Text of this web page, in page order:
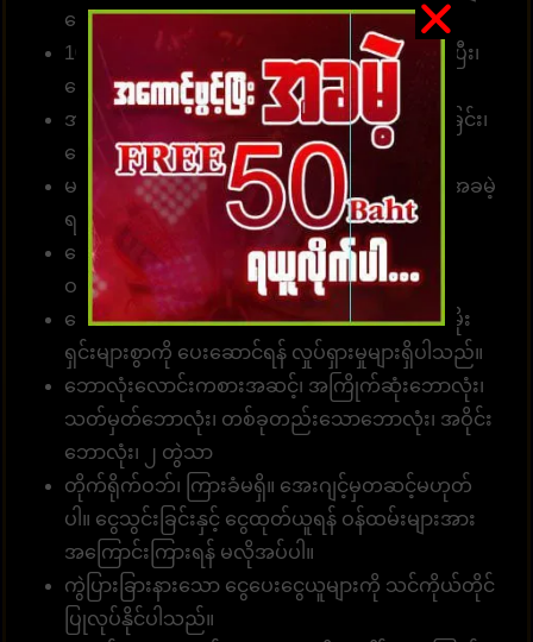
လောင်းကစားနိုင်သည်။
10 စက္ကန့်အတွင်း တော်တို စနစ်ဖြင့် လျှောက်ထားပြီး၊
ငွေသွင်း၊ ငွေထုတ်နိုင်ပါတယ်။
အမှန်အကန်ငွေပေးချေခြင်း၊ လျှင်မြန်သောငွေလွှဲခြင်း၊
ငွေကြေးယုံကြည်စိတ်ချခြင်း။
မန်ဘာ အသစ်အတွက် လျှောက်ထားပါ၊ ခရက်ဒစ်အခမဲ့
ရယူပါ၊ အမှန်တကယ်ငွေကို ပေးချရပါမယ်။
ခေါ်ဆိုရေးစင်တာအဖွဲ့သည် တစ်နေ့လျှင် 24 နာရီ
ဝန်ဆောင်မှုရရှိနိုင်သည်။
ဘောနပ်စ်များ၊ အခမဲ့ ခရက်ဒစ်များနှင့် အခြားပရိုမိုး
ရှင်းများစွာကို ပေးဆောင်ရန် လှုပ်ရှားမှုများရှိပါသည်။
ဘောလုံးလောင်းကစားအဆင့်၊ အကြိုက်ဆုံးဘောလုံး၊
သတ်မှတ်ဘောလုံး၊ တစ်ခုတည်းသောဘောလုံး၊ အဝိုင်း
ဘောလုံး၊ ၂ တွဲသာ
တိုက်ရိုက်ဝဘ်၊ ကြားခံမရှိ။ အေးဂျင့်မှတဆင့်မဟုတ်
ပါ။ ငွေသွင်းခြင်းနှင့် ငွေထုတ်ယူရန် ဝန်ထမ်းများအား
အကြောင်းကြားရန် မလိုအပ်ပါ။
ကွဲပြားခြားနားသော ငွေပေးငွေယူများကို သင်ကိုယ်တိုင်
ပြုလုပ်နိုင်ပါသည်။